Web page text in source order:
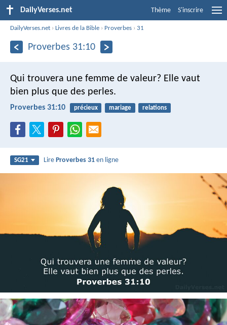
DailyVerses.net Thème S'inscrire
DailyVerses.net ›Livres de la Bible › Proverbes ›31
Proverbes 31:10
Qui trouvera une femme de valeur? Elle vaut
bien plus que des perles.
Proverbes 31:10 précieux mariage relations
SG21 LireProverbes 31 en ligne